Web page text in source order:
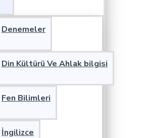
Denemeler
Din Kültürü Ve Ahlak bilgisi
Fen Bilimleri
İngilizce